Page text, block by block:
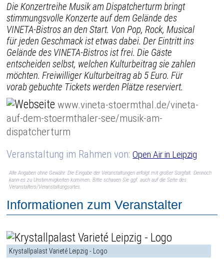
Die Konzertreihe Musik am Dispatcherturm bringt
stimmungsvolle Konzerte auf dem Gelände des
VINETA-Bistros an den Start. Von Pop, Rock, Musical
für jeden Geschmack ist etwas dabei. Der Eintritt ins
Gelände des VINETA-Bistros ist frei. Die Gäste
entscheiden selbst, welchen Kulturbeitrag sie zahlen
möchten. Freiwilliger Kulturbeitrag ab 5 Euro. Für
vorab gebuchte Tickets werden Plätze reserviert.
www.vineta-stoermthal.de/vineta-
auf-dem-stoermthaler-see/musik-am-
dispatcherturm
Veranstaltung im Rahmen von:Open Air in Leipzig
Alle Angaben ohne Gewähr. Die Eingabe der Veranstaltungen erfolgt mit großer Sorgfalt. Dennoch
kann es zu Unstimmigkeiten kommen. Bitte schauen Sie ggf. auch auf die Seite des
Veranstalters/Veranstaltungsortes.
Informationen zum Veranstalter
Krystallpalast Varieté Leipzig - Logo